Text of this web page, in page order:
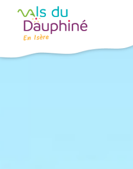
Panneau de gestion des cookies